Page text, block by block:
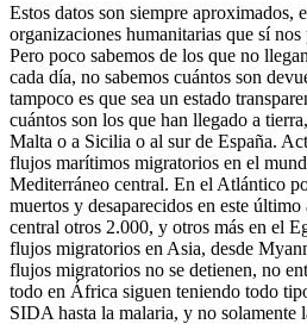
Estos datos son siempre aproximados,
organizaciones humanitarias que sí nos
Pero poco sabemos de los que no
cada día, no sabemos cuántos son
tampoco es que sea un estado
cuántos son los que han llegado a
Malta o a Sicilia o al sur de España.
flujos marítimos migratorios en el
Mediterráneo central. En el Atlántico
muertos y desaparecidos en este
central otros 2.000, y otros más en el
flujos migratorios en Asia, desde
flujos migratorios no se detienen, no
todo en África siguen teniendo todo
SIDA hasta la malaria, y no solamente